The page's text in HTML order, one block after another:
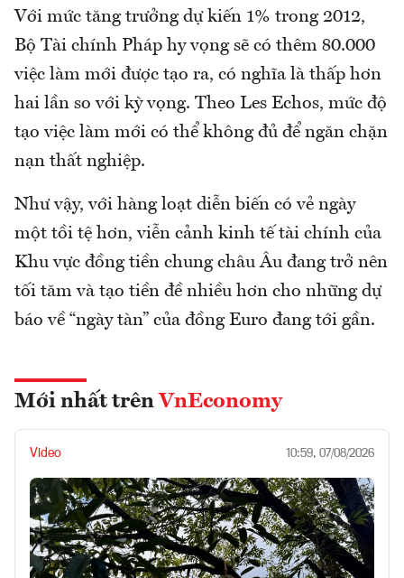
Với mức tăng trưởng dự kiến 1% trong 2012,
Bộ Tài chính Pháp hy vọng sẽ có thêm 80.000
việc làm mới được tạo ra, có nghĩa là thấp hơn
hai lần so với kỳ vọng. Theo Les Echos, mức độ
tạo việc làm mới có thể không đủ để ngăn chặn
nạn thất nghiệp.
Như vậy, với hàng loạt diễn biến có vẻ ngày
một tồi tệ hơn, viễn cảnh kinh tế tài chính của
Khu vực đồng tiền chung châu Âu đang trở nên
tối tăm và tạo tiền đề nhiều hơn cho những dự
báo về “ngày tàn” của đồng Euro đang tới gần.
Mới nhất trên VnEconomy
Video 10:59, 07/08/2026